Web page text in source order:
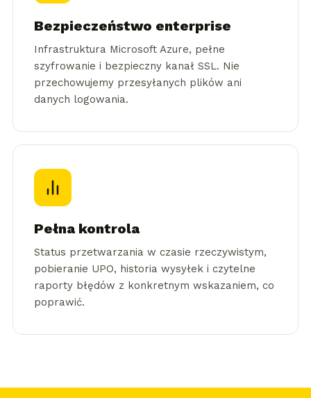
Bezpieczeństwo enterprise
Infrastruktura Microsoft Azure, pełne
szyfrowanie i bezpieczny kanał SSL. Nie
przechowujemy przesyłanych plików ani
danych logowania.
Pełna kontrola
Status przetwarzania w czasie rzeczywistym,
pobieranie UPO, historia wysyłek i czytelne
raporty błędów z konkretnym wskazaniem, co
poprawić.